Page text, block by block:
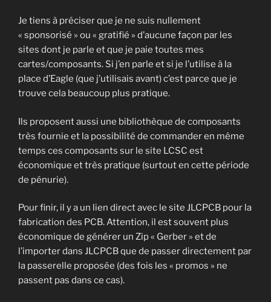
Je tiens à préciser que je ne suis nullement
« sponsorisé » ou « gratifié » d’aucune façon par les
sites dont je parle et que je paie toutes mes
cartes/composants. Si j’en parle et si je l’utilise à la
place d’Eagle (que j’utilisais avant) c’est parce que je
trouve cela beaucoup plus pratique.
Ils proposent aussi une bibliothèque de composants
très fournie et la possibilité de commander en même
temps ces composants sur le site LCSC est
économique et très pratique (surtout en cette période
de pénurie).
Pour finir, il y a un lien direct avec le site JLCPCB pour la
fabrication des PCB. Attention, il est souvent plus
économique de générer un Zip « Gerber » et de
l’importer dans JLCPCB que de passer directement par
la passerelle proposée (des fois les « promos » ne
passent pas dans ce cas).